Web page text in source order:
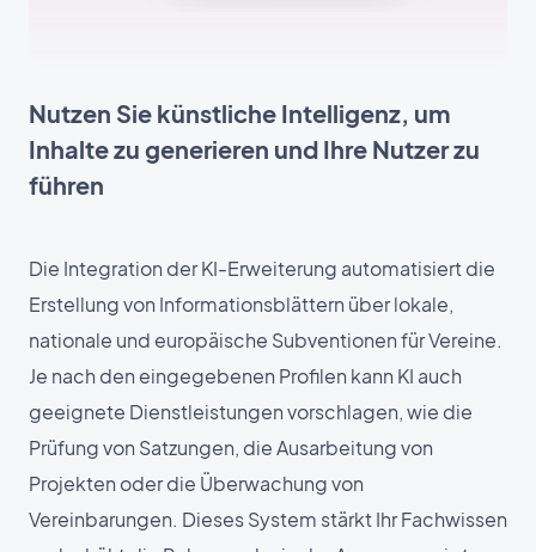
Nutzen Sie künstliche Intelligenz, um
Inhalte zu generieren und Ihre Nutzer zu
führen
Die Integration der KI-Erweiterung automatisiert die
Erstellung von Informationsblättern über lokale,
nationale und europäische Subventionen für Vereine.
Je nach den eingegebenen Profilen kann KI auch
geeignete Dienstleistungen vorschlagen, wie die
Prüfung von Satzungen, die Ausarbeitung von
Projekten oder die Überwachung von
Vereinbarungen. Dieses System stärkt Ihr Fachwissen